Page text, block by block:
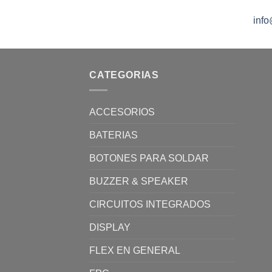
CATEGORIAS
ACCESORIOS
BATERIAS
BOTONES PARA SOLDAR
BUZZER & SPEAKER
CIRCUITOS INTEGRADOS
DISPLAY
FLEX EN GENERAL